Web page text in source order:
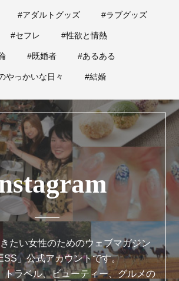
#アダルトグッズ #ラブグッズ
#セフレ #性欲と情熱
#既婚者 #あるある
やっかいな日々 #結婚
たい女性のためのウェブマガジン
」公式アカウントです。
トラベル、ビューティー、グルメの